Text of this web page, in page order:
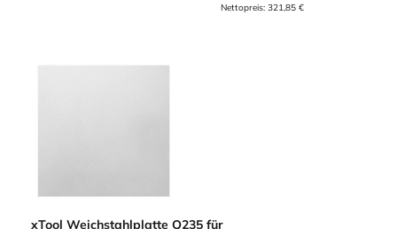
Nettopreis: 321,85€
xTool Weichstahlplatte Q235 für